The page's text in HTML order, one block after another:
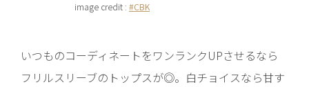
image credit : #CBK
いつものコーディネートをワンランクUPさせるなら
フリルスリーブのトップスが◎。白チョイスなら甘す